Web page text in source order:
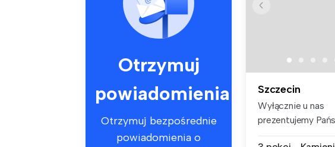
Otrzymuj
powiadomienia
Otrzymuj bezpośrednie
powiadomienia o
Szczecin
Wyłącznie u nas
prezentujemy